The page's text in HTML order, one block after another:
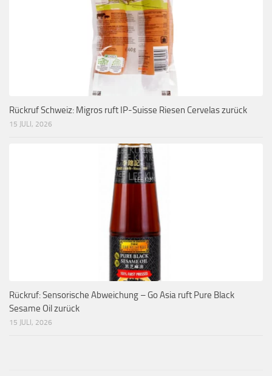
Rückruf Schweiz: Migros ruft IP-Suisse Riesen Cervelas zurück
15 JULI, 2026
Rückruf: Sensorische Abweichung – Go Asia ruft Pure Black
Sesame Oil zurück
15 JULI, 2026